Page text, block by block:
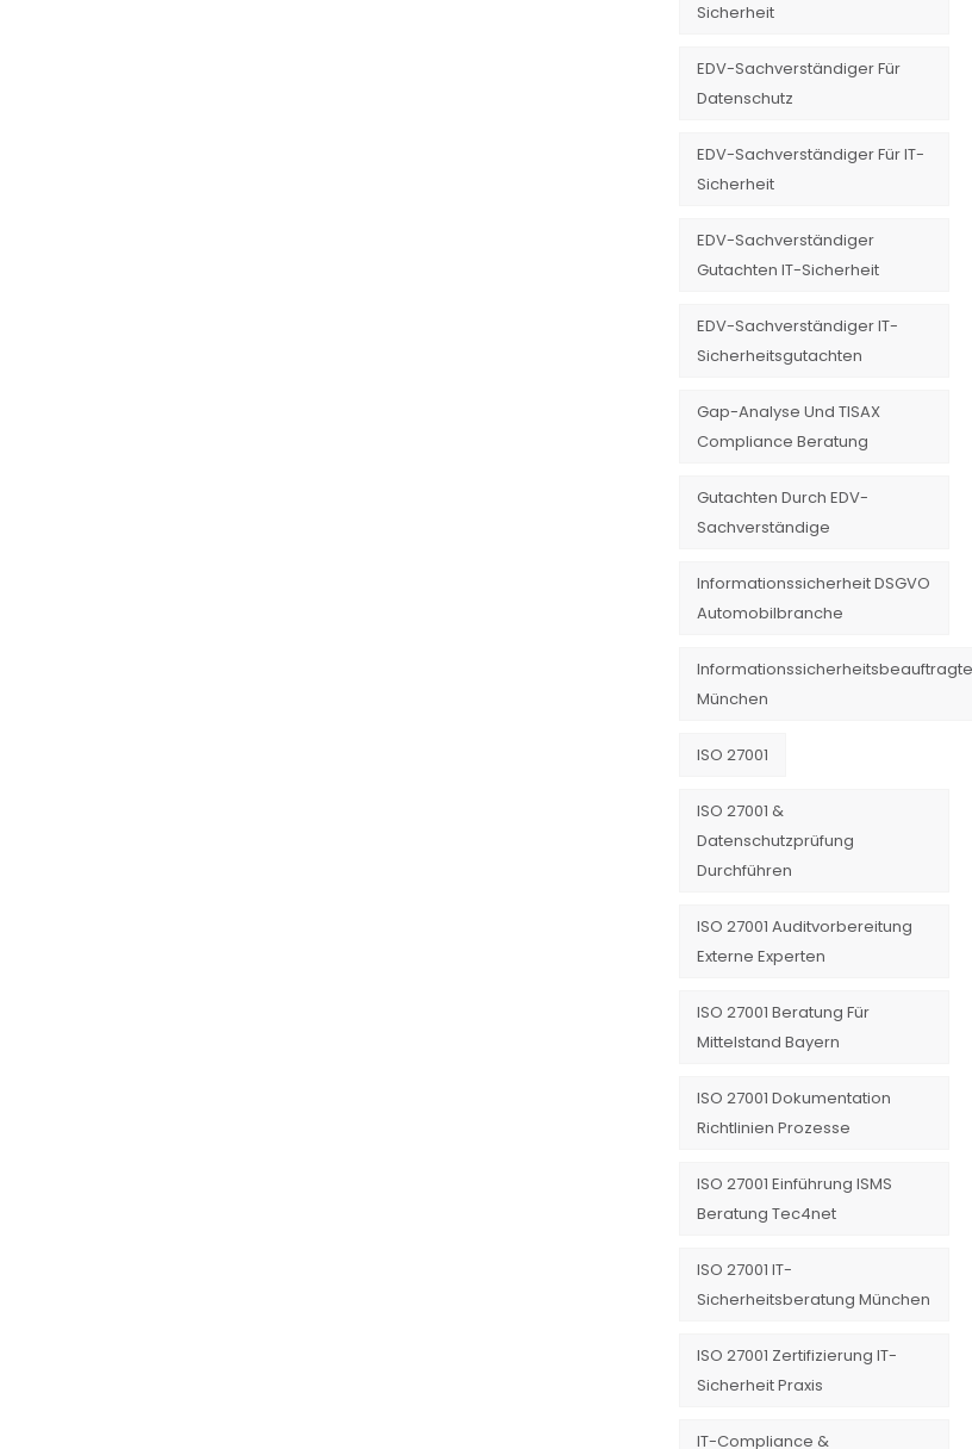
Sicherheit
EDV-Sachverständiger Für
Datenschutz
EDV-Sachverständiger Für IT-
Sicherheit
EDV-Sachverständiger
Gutachten IT-Sicherheit
EDV-Sachverständiger IT-
Sicherheitsgutachten
Gap-Analyse Und TISAX
Compliance Beratung
Gutachten Durch EDV-
Sachverständige
Informationssicherheit DSGVO
Automobilbranche
München
ISO 27001
ISO 27001 &
Datenschutzprüfung
Durchführen
ISO 27001 Auditvorbereitung
Externe Experten
ISO 27001 Beratung Für
Mittelstand Bayern
ISO 27001 Dokumentation
Richtlinien Prozesse
ISO 27001 Einführung ISMS
Beratung Tec4net
ISO 27001 IT-
Sicherheitsberatung München
ISO 27001 Zertifizierung IT-
Sicherheit Praxis
IT-Compliance &